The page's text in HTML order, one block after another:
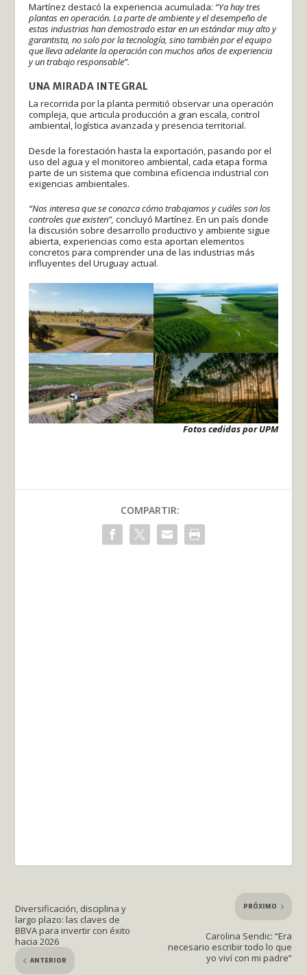
Martínez destacó la experiencia acumulada: “Ya hay tres
plantas en operación. La parte de ambiente y el desempeño de
estas industrias han demostrado estar en un estándar muy alto y
garantista, no solo por la tecnología, sino también por el equipo
que lleva adelante la operación con muchos años de experiencia
y un trabajo responsable”.
UNA MIRADA INTEGRAL
La recorrida por la planta permitió observar una operación
compleja, que articula producción a gran escala, control
ambiental, logística avanzada y presencia territorial.
Desde la forestación hasta la exportación, pasando por el
uso del agua y el monitoreo ambiental, cada etapa forma
parte de un sistema que combina eficiencia industrial con
exigencias ambientales.
“Nos interesa que se conozca cómo trabajamos y cuáles son los
controles que existen”, concluyó Martínez. En un país donde
la discusión sobre desarrollo productivo y ambiente sigue
abierta, experiencias como esta aportan elementos
concretos para comprender una de las industrias más
influyentes del Uruguay actual.
Fotos cedidas por UPM
COMPARTIR:
Diversificación, disciplina y
largo plazo: las claves de
BBVA para invertir con éxito
hacia 2026
ANTERIOR
PRÓXIMO
Carolina Sendic: “Era
necesario escribir todo lo que
yo viví con mi padre”